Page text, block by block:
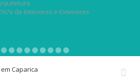
de Interiores e Exteriores
Caparica